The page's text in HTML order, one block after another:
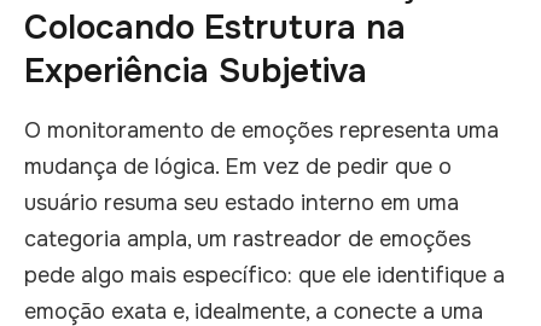
Colocando Estrutura na
Experiência Subjetiva
O monitoramento de emoções representa uma
mudança de lógica. Em vez de pedir que o
usuário resuma seu estado interno em uma
categoria ampla, um rastreador de emoções
pede algo mais específico: que ele identifique a
emoção exata e, idealmente, a conecte a uma